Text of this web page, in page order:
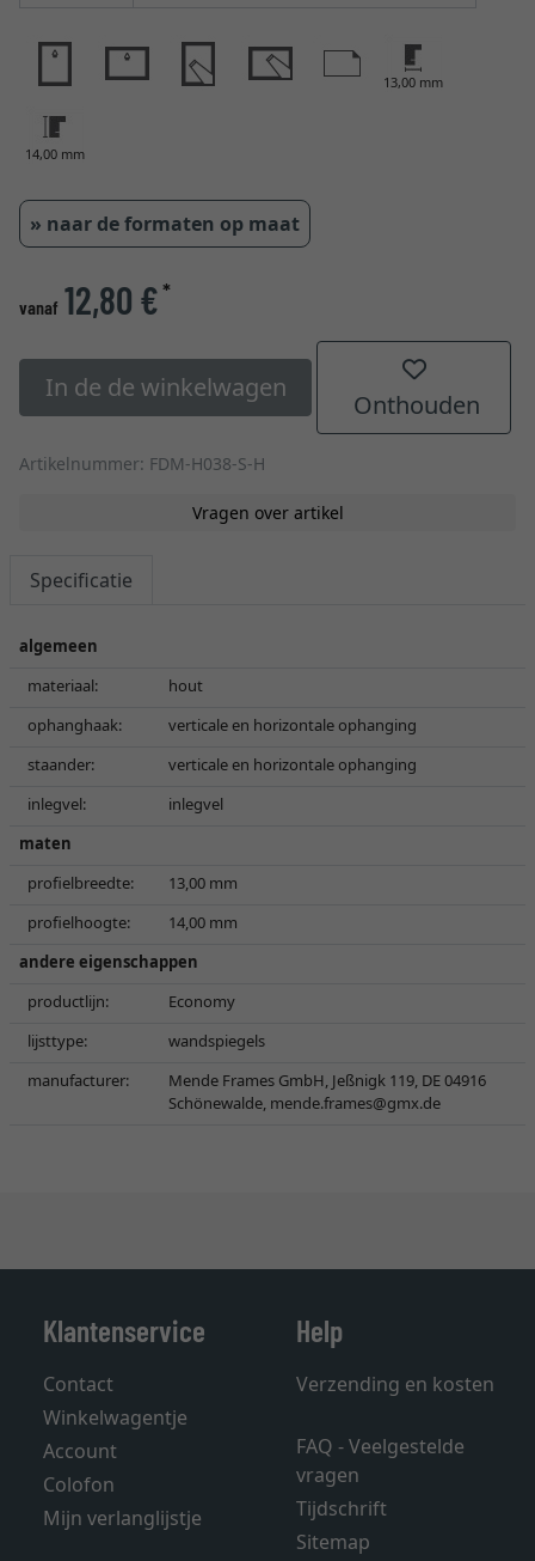
13,00 mm
14,00 mm
» naar de formaten op maat
vanaf 12,80 €*
In de de winkelwagen
Onthouden
Artikelnummer: FDM-H038-S-H
Vragen over artikel
Specificatie
algemeen
materiaal:
hout
ophanghaak:
verticale en horizontale ophanging
staander:
verticale en horizontale ophanging
inlegvel:
inlegvel
maten
profielbreedte:
13,00 mm
profielhoogte:
14,00 mm
andere eigenschappen
productlijn:
Economy
lijsttype:
wandspiegels
manufacturer:
Mende Frames GmbH, Jeßnigk 119, DE 04916
Schönewalde, mende.frames@gmx.de
Klantenservice
Contact
Winkelwagentje
Account
Colofon
Mijn verlanglijstje
Help
Verzending en kosten
FAQ - Veelgestelde
vragen
Tijdschrift
Sitemap